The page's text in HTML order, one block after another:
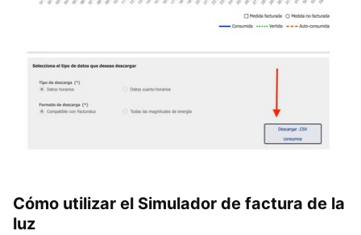
Cómo utilizar el Simulador de factura de la
luz